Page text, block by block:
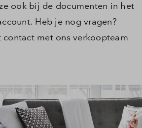
ook bij de documenten in het
Heb je nog vragen?
contact met ons verkoopteam